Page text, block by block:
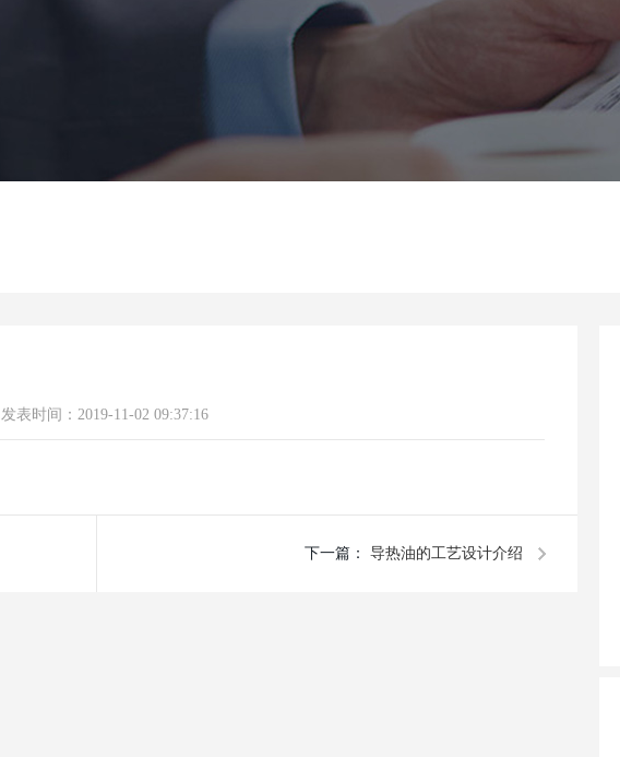
发表时间：2019-11-02 09:37:16
下一篇： 导热油的工艺设计介绍